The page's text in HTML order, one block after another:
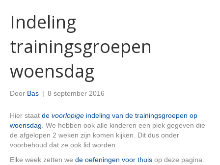
Indeling
trainingsgroepen
woensdag
Door Bas | 8 september 2016
Hier staat de voorlopige indeling van de trainingsgroepen op
woensdag . We hebben ook alle kinderen een plek gegeven die
de afgelopen 2 weken zijn komen kijken. Dit dus onder
voorbehoud dat ze ook lid worden.
Elke week zetten we de oefeningen voor thuis op deze pagina.